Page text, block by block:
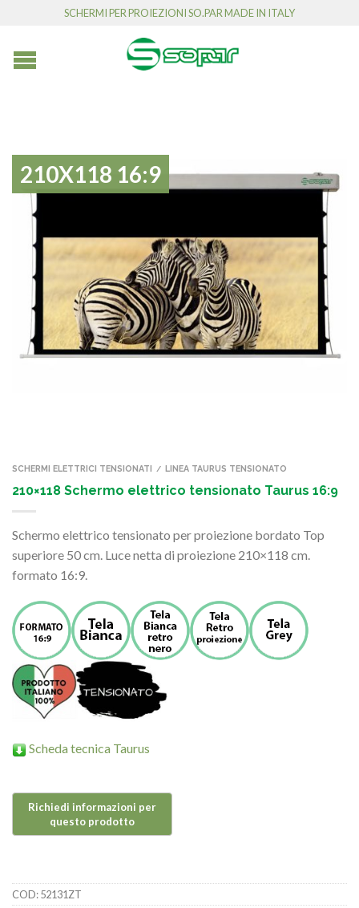
SCHERMI PER PROIEZIONI SO.PAR MADE IN ITALY
210X118 16:9
SCHERMI ELETTRICI TENSIONATI / LINEA TAURUS TENSIONATO
210×118 Schermo elettrico tensionato Taurus 16:9
Schermo elettrico tensionato per proiezione bordato Top
superiore 50 cm. Luce netta di proiezione 210×118 cm.
formato 16:9.
Scheda tecnica Taurus
COD:52131ZT